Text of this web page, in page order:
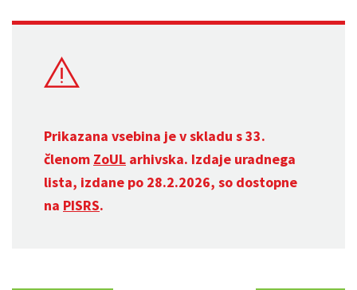
Prikazana vsebina je v skladu s 33.
členom ZoUL arhivska. Izdaje uradnega
lista, izdane po 28.2.2026, so dostopne
na PISRS.